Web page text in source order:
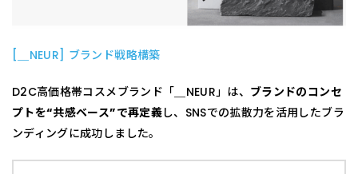
[＿NEUR] ブランド戦略構築
D2C高価格帯コスメブランド「＿NEUR」は、 ブランドのコンセ
プトを“共感ベース”で再定義し、SNSでの拡散力を活用したブラ
ンディングに成功しました。